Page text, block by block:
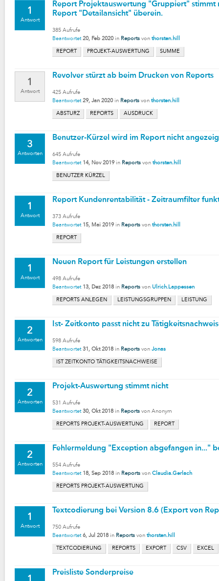
1
Antwort
Report Projektauswertung "Gruppiert" stimmt
Report "Detailansicht" überein.
385 Aufrufe
Beantwortet 20, Feb 2020 in Reports von thorsten.hill
REPORT PROJEKT-AUSWERTUNG SUMME
1
Antwort
Revolver stürzt ab beim Drucken von Reports
425 Aufrufe
Beantwortet 29, Jan 2020 in Reports von thorsten.hill
ABSTURZ REPORTS AUSDRUCK
3
Antworten
Benutzer-Kürzel wird im Report nicht
645 Aufrufe
Beantwortet 14, Nov 2019 in Reports von thorsten.hill
BENUTZER KÜRZEL
1
Antwort
Report Kundenrentabilität - Zeitraumfilter
373 Aufrufe
Beantwortet 15, Mai 2019 in Reports von thorsten.hill
REPORT
1
Antwort
Neuen Report für Leistungen erstellen
498 Aufrufe
Beantwortet 13, Dez 2018 in Reports von Ulrich.Lappessen
REPORTS ANLEGEN LEISTUNGSGRUPPEN LEISTUNG
2
Antworten
Ist- Zeitkonto passt nicht zu
598 Aufrufe
Beantwortet 31, Okt 2018 in Reports von Jonas
IST ZEITKONTO TÄTIGKEITSNACHWEISE
2
Antworten
Projekt-Auswertung stimmt nicht
531 Aufrufe
Beantwortet 30, Okt 2018 in Reports von Anonym
REPORTS PROJEKT-AUSWERTUNG REPORT
2
Antworten
Fehlermeldung "Exception abgefangen in..."
554 Aufrufe
Beantwortet 18, Sep 2018 in Reports von Claudia.Gerlach
REPORTS PROJEKT-AUSWERTUNG
1
Antwort
Textcodierung bei Version 8.6 (Export von
750 Aufrufe
Beantwortet 6, Jul 2018 in Reports von thorsten.hill
TEXTCODIERUNG REPORTS EXPORT CSV EXCEL
Preisliste Sonderpreise